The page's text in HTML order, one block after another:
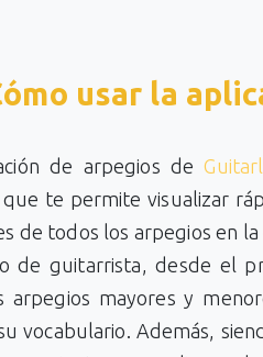
usar la
de arpegios de
te permite visualizar
de todos los arpegios en
de guitarrista, desde el
arpegios mayores y
vocabulario. Además,